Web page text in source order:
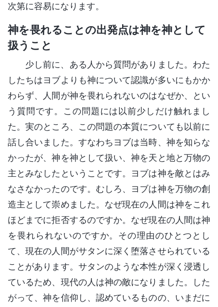
次第に容易になります。
神を畏れることの出発点は神を神として
扱うこと
少し前に、ある人から質問がありました。わた
したちはヨブよりも神について認識が多いにもかか
わらず、人間が神を畏れられないのはなぜか、とい
う質問です。この問題には以前少しだけ触れまし
た。実のところ、この問題の本質についても以前に
話し合いました。すなわちヨブは当時、神を知らな
かったが、神を神として扱い、神を天と地と万物の
主とみなしたということです。ヨブは神を敵とはみ
なさなかったのです。むしろ、ヨブは神を万物の創
造主として崇めました。なぜ現在の人間は神をこれ
ほどまでに拒否するのですか。なぜ現在の人間は神
を畏れられないのですか。その理由のひとつとし
て、現在の人間がサタンに深く堕落させられている
ことがあります。サタンのような本性が深く浸透し
ているため、現代の人は神の敵になりました。した
がって、神を信仰し、認めているものの、いまだに